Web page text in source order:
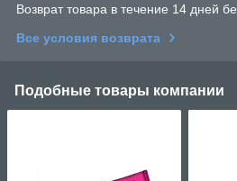
Возврат товара в течение 14 дней
Все условия возврата
Подобные товары компании